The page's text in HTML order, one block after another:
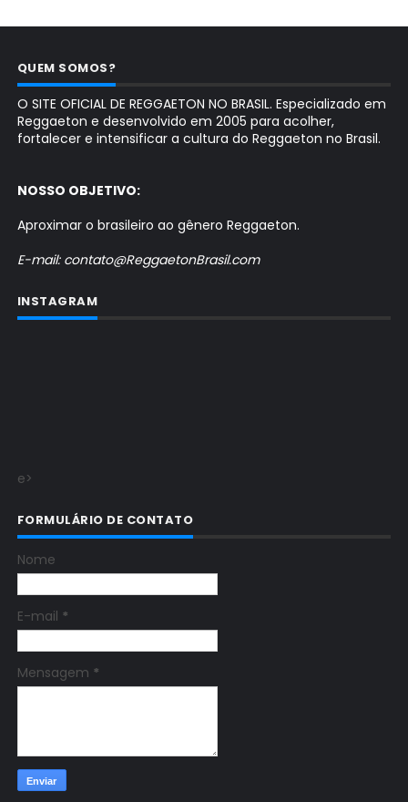
QUEM SOMOS?
O SITE OFICIAL DE REGGAETON NO BRASIL. Especializado em
Reggaeton e desenvolvido em 2005 para acolher,
fortalecer e intensificar a cultura do Reggaeton no Brasil.
NOSSO OBJETIVO:
Aproximar o brasileiro ao gênero Reggaeton.
E-mail: contato@ReggaetonBrasil.com
INSTAGRAM
e>
FORMULÁRIO DE CONTATO
Nome
E-mail *
Mensagem *